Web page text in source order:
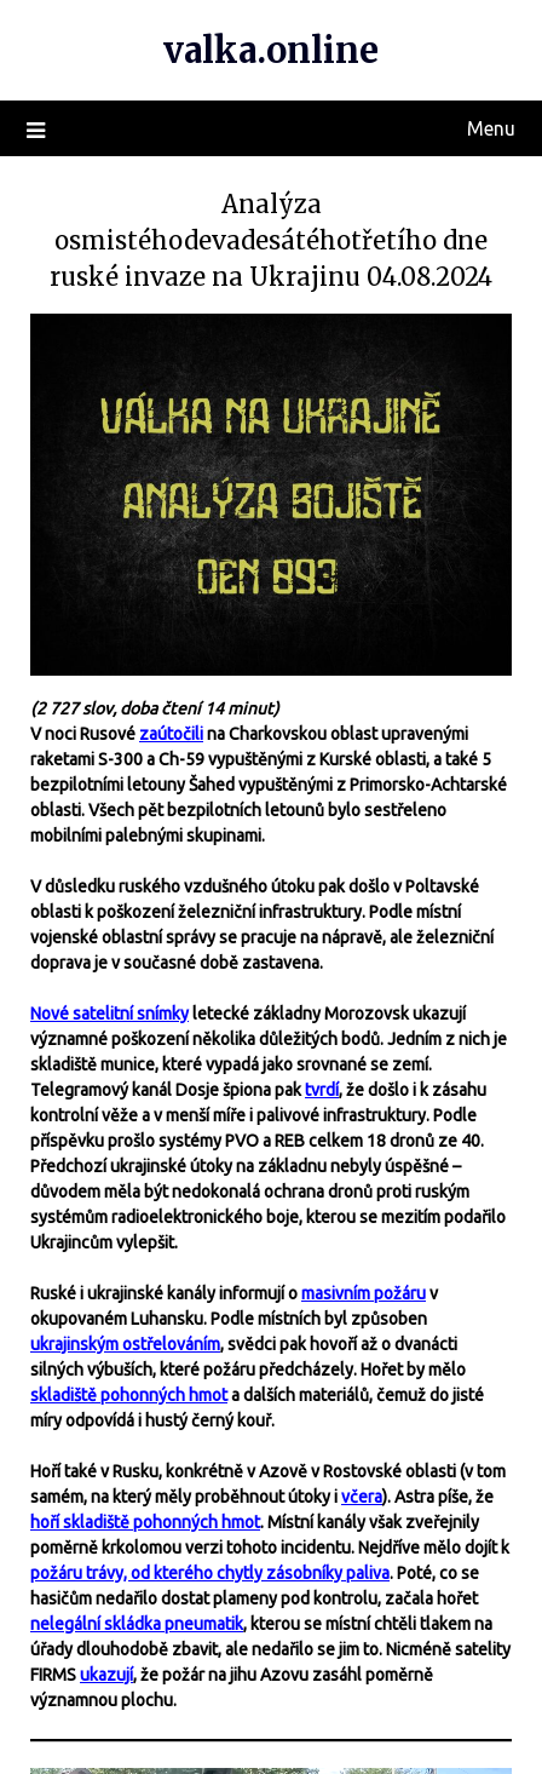
valka.online
Menu
Analýza
osmistéhodevadesátéhotřetího dne
ruské invaze na Ukrajinu 04.08.2024
(2 727 slov, doba čtení 14 minut)
V noci Rusové zaútočilina Charkovskou oblast upravenými
raketami S-300 a Ch-59 vypuštěnými z Kurské oblasti, a také 5
bezpilotními letouny Šahed vypuštěnými z Primorsko-Achtarské
oblasti. Všech pět bezpilotních letounů bylo sestřeleno
mobilními palebnými skupinami.
V důsledku ruského vzdušného útoku pak došlo v Poltavské
oblasti k poškození železniční infrastruktury. Podle místní
vojenské oblastní správy se pracuje na nápravě, ale železniční
doprava je v současné době zastavena.
Nové satelitní snímkyletecké základny Morozovsk ukazují
významné poškození několika důležitých bodů. Jedním z nich je
skladiště munice, které vypadá jako srovnané se zemí.
Telegramový kanál Dosje špiona paktvrdí, že došlo i k zásahu
kontrolní věže a v menší míře i palivové infrastruktury. Podle
příspěvku prošlo systémy PVO a REB celkem 18 dronů ze 40.
Předchozí ukrajinské útoky na základnu nebyly úspěšné –
důvodem měla být nedokonalá ochrana dronů proti ruským
systémům radioelektronického boje, kterou se mezitím podařilo
Ukrajincům vylepšit.
Ruské i ukrajinské kanály informují omasivním požáruv
okupovaném Luhansku. Podle místních byl způsoben
ukrajinským ostřelováním, svědci pak hovoří až o dvanácti
silných výbuších, které požáru předcházely. Hořet by mělo
skladiště pohonných hmota dalších materiálů, čemuž do jisté
míry odpovídá i hustý černý kouř.
Hoří také v Rusku, konkrétně v Azově v Rostovské oblasti (v tom
samém, na který měly proběhnout útoky ivčera). Astra píše, že
hoří skladiště pohonných hmot. Místní kanály však zveřejnily
poměrně krkolomou verzi tohoto incidentu. Nejdříve mělo dojít k
požáru trávy, od kterého chytly zásobníky paliva. Poté, co se
hasičům nedařilo dostat plameny pod kontrolu, začala hořet
nelegální skládka pneumatik, kterou se místní chtěli tlakem na
úřady dlouhodobě zbavit, ale nedařilo se jim to. Nicméně satelity
FIRMSukazují, že požár na jihu Azovu zasáhl poměrně
významnou plochu.